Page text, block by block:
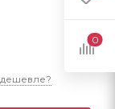
0